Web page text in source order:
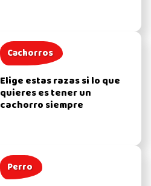
Cachorros
Elige estas razas si lo que
quieres es tener un
cachorro siempre
Perro